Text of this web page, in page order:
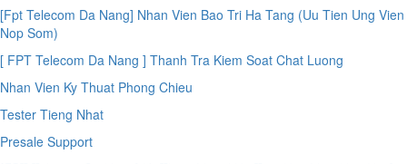
[Fpt Telecom Da Nang] Nhan Vien Bao Tri Ha Tang (Uu Tien Ung Vien
Nop Som)
[ FPT Telecom Da Nang ] Thanh Tra Kiem Soat Chat Luong
Nhan Vien Ky Thuat Phong Chieu
Tester Tieng Nhat
Presale Support